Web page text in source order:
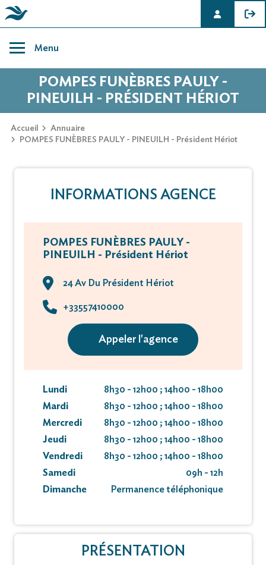
content
Menu
POMPES FUNÈBRES PAULY -
PINEUILH - PRÉSIDENT HÉRIOT
Accueil
Annuaire
POMPES FUNÈBRES PAULY - PINEUILH - Président Hériot
INFORMATIONS AGENCE
POMPES FUNÈBRES PAULY -
PINEUILH - Président Hériot
24 Av Du Président Hériot
+33557410000
Appeler l'agence
Lundi
8h30 - 12h00 ; 14h00 - 18h00
Mardi
8h30 - 12h00 ; 14h00 - 18h00
Mercredi
8h30 - 12h00 ; 14h00 - 18h00
Jeudi
8h30 - 12h00 ; 14h00 - 18h00
Vendredi
8h30 - 12h00 ; 14h00 - 18h00
Samedi
09h - 12h
Dimanche
Permanence téléphonique
PRÉSENTATION